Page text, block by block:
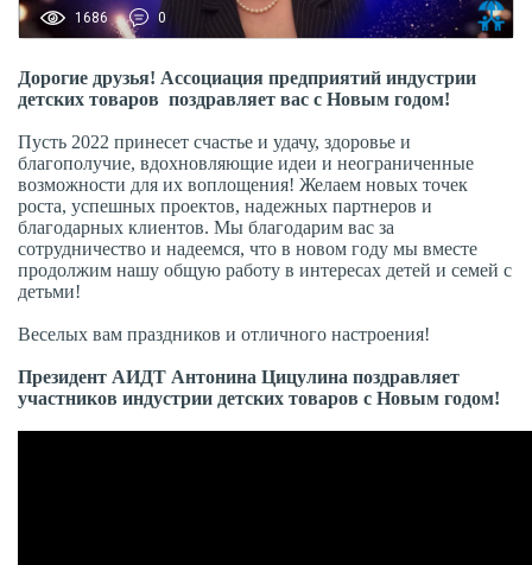
1686 0
Дорогие друзья! Ассоциация предприятий индустрии
детских товаров поздравляет вас с Новым годом!
Пусть 2022 принесет счастье и удачу, здоровье и
благополучие, вдохновляющие идеи и неограниченные
возможности для их воплощения! Желаем новых точек
роста, успешных проектов, надежных партнеров и
благодарных клиентов. Мы благодарим вас за
сотрудничество и надеемся, что в новом году мы вместе
продолжим нашу общую работу в интересах детей и семей с
детьми!
Веселых вам праздников и отличного настроения!
Президент АИДТ Антонина Цицулина поздравляет
участников индустрии детских товаров с Новым годом!